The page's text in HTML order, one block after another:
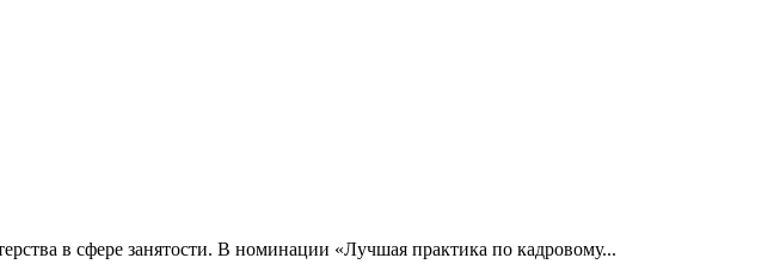
в сфере занятости. В номинации «Лучшая практика по кадровому...